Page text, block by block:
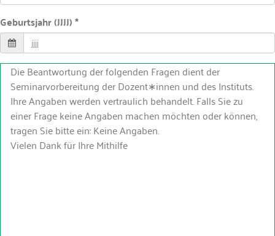
Geburtsjahr (JJJJ) *
Die Beantwortung der folgenden Fragen dient der
Seminarvorbereitung der Dozent∗innen und des Instituts.
Ihre Angaben werden vertraulich behandelt. Falls Sie zu
einer Frage keine Angaben machen möchten oder können,
tragen Sie bitte ein: Keine Angaben.
Vielen Dank für Ihre Mithilfe